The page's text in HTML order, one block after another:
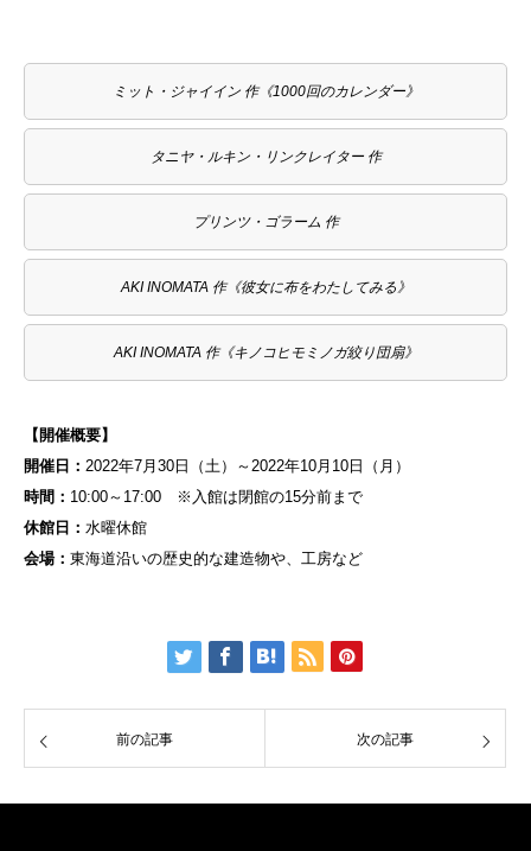
ミット・ジャイイン 作《1000回のカレンダー》
タニヤ・ルキン・リンクレイター 作
プリンツ・ゴラーム 作
AKI INOMATA 作《彼女に布をわたしてみる》
AKI INOMATA 作《キノコヒモミノガ絞り団扇》
【開催概要】
開催日： 2022年7月30日（土）～2022年10月10日（月）
時間： 10:00～17:00 ※入館は閉館の15分前まで
休館日： 水曜休館
会場： 東海道沿いの歴史的な建造物や、工房など
前の記事 次の記事